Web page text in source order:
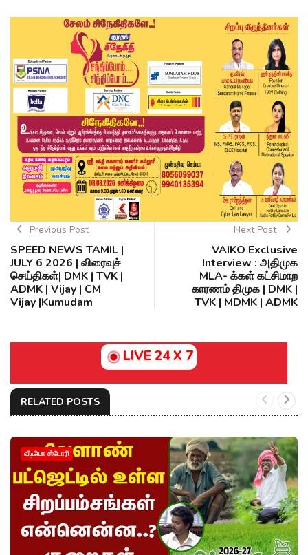
Previous Post
SPEED NEWS TAMIL |
JULY 6 2026 | விரைவுச்
செய்திகள்| DMK | TVK |
ADMK | Vijay | CM
Vijay |Kumudam
Next Post
VAIKO Exclusive
Interview : அதிமுக
MLA- க்கள் கட்சிமாற
காரணம் திமுக | DMK |
TVK | MDMK | ADMK
LIVE 24 X 7
RELATED POSTS
வீடியோ ஸ்டோரி